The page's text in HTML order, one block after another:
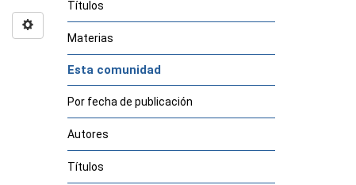
Títulos
Materias
Esta comunidad
Por fecha de publicación
Autores
Títulos